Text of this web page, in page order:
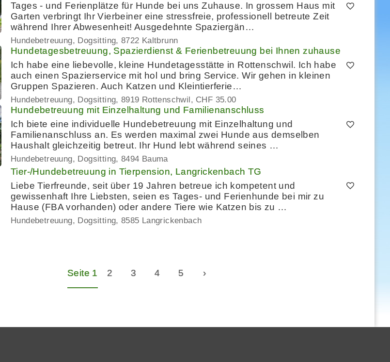
Tages - und Ferienplätze für Hunde bei uns Zuhause. In grossem Haus mit
Garten verbringt Ihr Vierbeiner eine stressfreie, professionell betreute Zeit
während Ihrer Abwesenheit! Ausgedehnte Spaziergän…
Hundebetreuung, Dogsitting 8722 Kaltbrunn
Hundetagesbetreuung, Spazierdienst & Ferienbetreuung bei Ihnen zuhause
Ich habe eine liebevolle, kleine Hundetagesstätte in Rottenschwil. Ich habe
auch einen Spazierservice mit hol und bring Service. Wir gehen in kleinen
Gruppen Spazieren. Auch Katzen und Kleintierferie…
Hundebetreuung, Dogsitting 8919 Rottenschwil CHF 35.00
Hundebetreuung mit Einzelhaltung und Familienanschluss
Ich biete eine individuelle Hundebetreuung mit Einzelhaltung und
Familienanschluss an. Es werden maximal zwei Hunde aus demselben
Haushalt gleichzeitig betreut. Ihr Hund lebt während seines …
Hundebetreuung, Dogsitting 8494 Bauma
Tier-/Hundebetreuung in Tierpension, Langrickenbach TG
Liebe Tierfreunde, seit über 19 Jahren betreue ich kompetent und
gewissenhaft Ihre Liebsten, seien es Tages- und Ferienhunde bei mir zu
Hause (FBA vorhanden) oder andere Tiere wie Katzen bis zu …
Hundebetreuung, Dogsitting 8585 Langrickenbach
Seite 1 2 3 4 5 ›